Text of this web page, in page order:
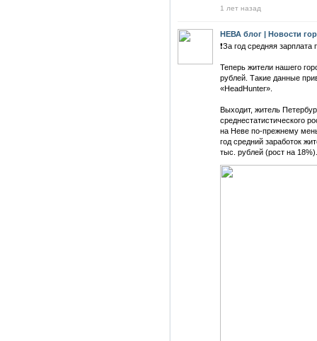
1 лет назад
НЕВА блог | Новости
❗За год средняя
Теперь жители нашего
рублей. Такие данные
«HeadHunter».
Выходит, житель
среднестатистического
на Неве по-прежнему
год средний заработок
тыс. рублей (рост на 18%).